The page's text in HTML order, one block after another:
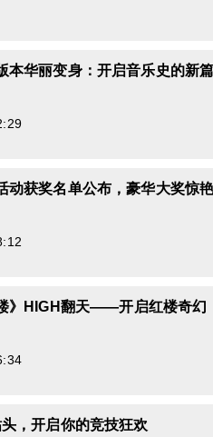
本华丽变身：开启音乐史的新
动获奖名单公布，豪华大奖惊
》HIGH翻天——开启红楼奇幻
，开启你的竞技狂欢